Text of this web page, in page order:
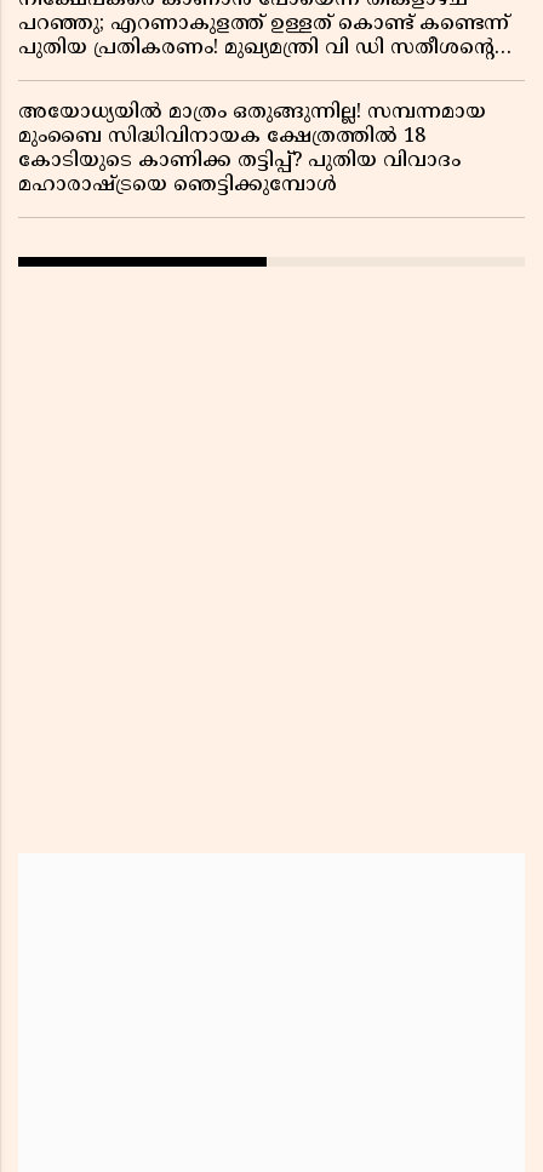
പറഞ്ഞു; എറണാകുളത്ത് ഉള്ളത് കൊണ്ട് കണ്ടെന്ന്
പുതിയ പ്രതികരണം! മുഖ്യമന്ത്രി വി ഡി സതീശന്റെ
അയോധ്യയിൽ മാത്രം ഒതുങ്ങുന്നില്ല! സമ്പന്നമായ
മുംബൈ സിദ്ധിവിനായക ക്ഷേത്രത്തിൽ 18
കോടിയുടെ കാണിക്ക തട്ടിപ്പ്? പുതിയ വിവാദം
മഹാരാഷ്ട്രയെ ഞെട്ടിക്കുമ്പോൾ